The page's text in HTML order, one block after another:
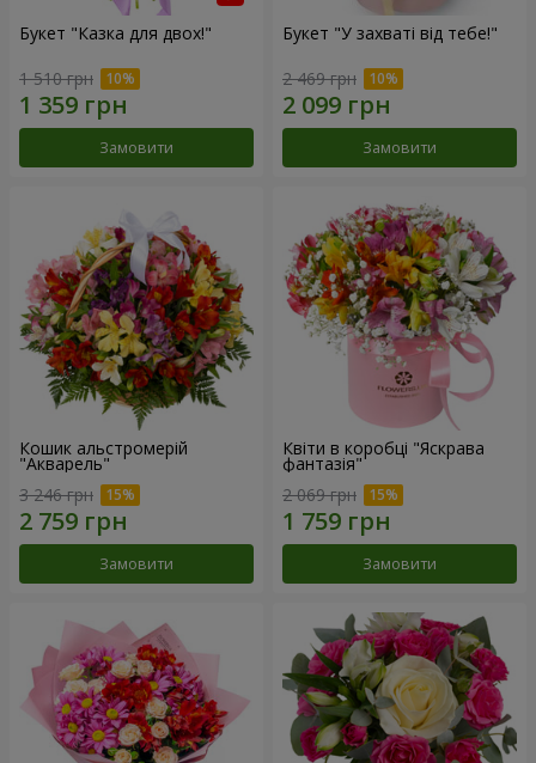
Букет "Казка для двох!"
1 510 грн
Замовити
Букет "У захваті від тебе!"
2 469 грн
Замовити
Кошик альстромерій
"Акварель"
3 246 грн
Замовити
Квіти в коробці "Яскрава
фантазія"
2 069 грн
Замовити